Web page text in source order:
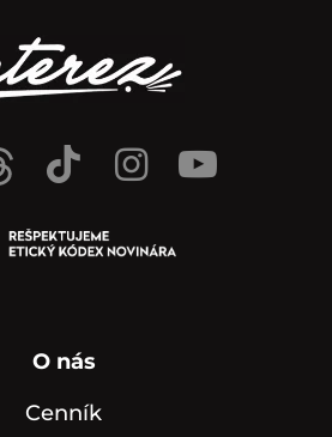
O nás
Cenník